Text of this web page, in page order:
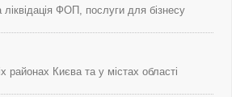
ФОП, послуги для бізнесу
районах Києва та у містах області